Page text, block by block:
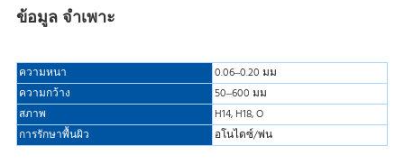
ข้อมูล จำเพาะ
ความหนา
0.06–0.20 มม
ความกว้าง
50–600 มม
สภาพ
H14, H18, O
การรักษาพื้นผิว
อโนไดซ์/พ่น